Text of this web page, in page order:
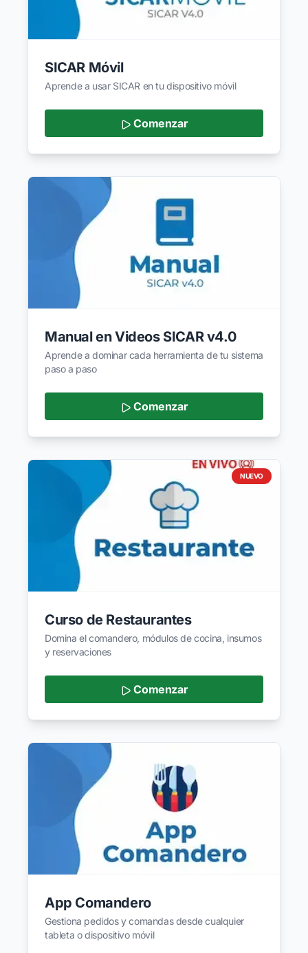
SICAR Móvil
Aprende a usar SICAR en tu dispositivo móvil
Comenzar
Manual en Videos SICAR v4.0
Aprende a dominar cada herramienta de tu sistema
paso a paso
Comenzar
NUEVO
Curso de Restaurantes
Domina el comandero, módulos de cocina, insumos
y reservaciones
Comenzar
App Comandero
Gestiona pedidos y comandas desde cualquier
tableta o dispositivo móvil